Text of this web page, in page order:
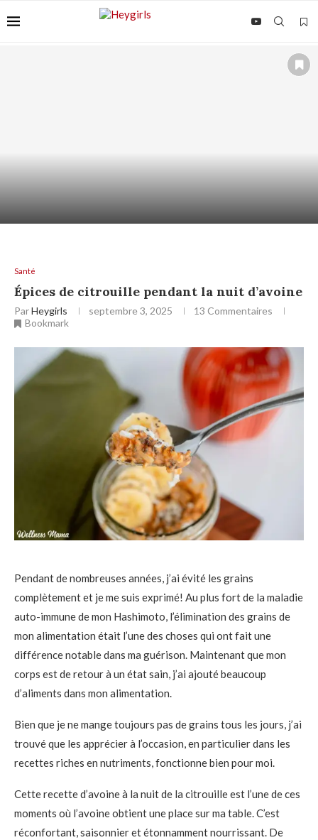
Santé
Épices de citrouille pendant la nuit d’avoine
ParHeygirls septembre 3, 2025
13 Commentaires
Bookmark
Pendant de nombreuses années, j’ai évité les grains
complètement et je me suis exprimé! Au plus fort de la maladie
auto-immune de mon Hashimoto, l’élimination des grains de
mon alimentation était l’une des choses qui ont fait une
différence notable dans ma guérison. Maintenant que mon
corps est de retour à un état sain, j’ai ajouté beaucoup
d’aliments dans mon alimentation.
Bien que je ne mange toujours pas de grains tous les jours, j’ai
trouvé que les apprécier à l’occasion, en particulier dans les
recettes riches en nutriments, fonctionne bien pour moi.
Cette recette d’avoine à la nuit de la citrouille est l’une de ces
moments où l’avoine obtient une place sur ma table. C’est
réconfortant, saisonnier et étonnamment nourrissant. De